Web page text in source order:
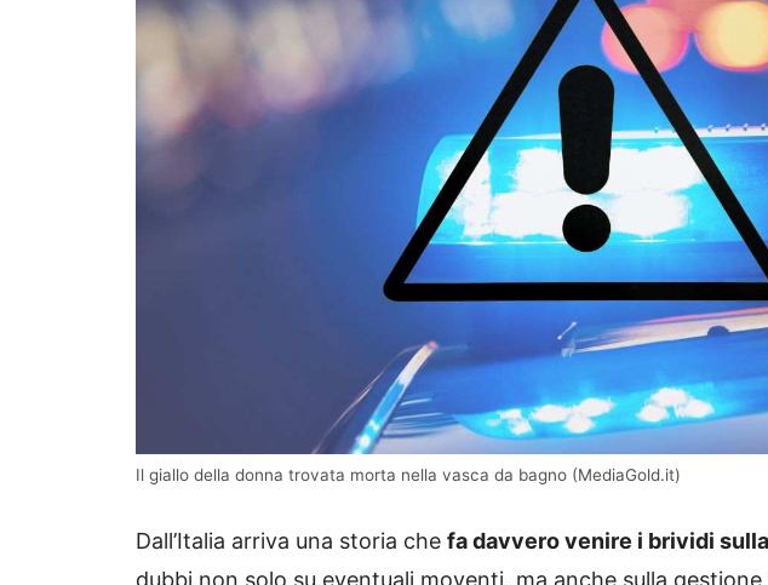
Il giallo della donna trovata morta nella vasca da bagno (MediaGold.it)
Dall’Italia arriva una storia che fa davvero venire i brividi
dubbi non solo su eventuali moventi, ma anche sulla